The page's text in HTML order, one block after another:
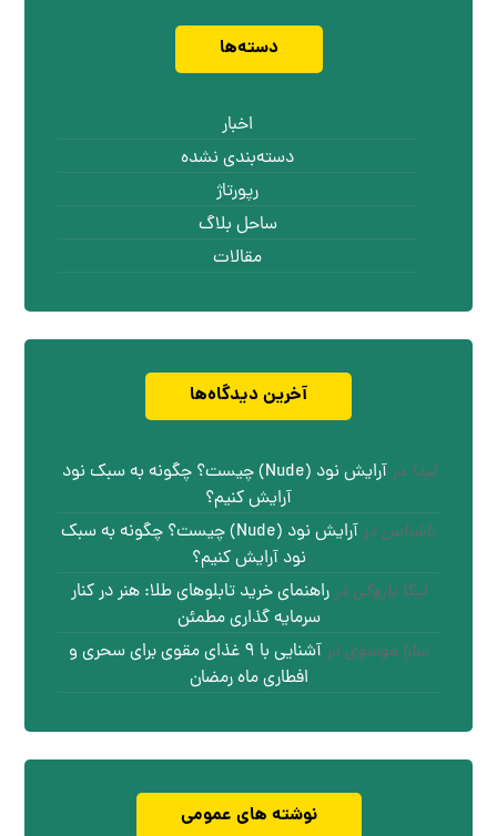
دسته‌ها
اخبار
دسته‌بندی نشده
رپورتاژ
ساحل بلاگ
مقالات
آخرین دیدگاه‌ها
لیدا در
آرایش نود (Nude) چیست؟ چگونه به سبک نود
آرایش کنیم؟
ناشناس در
آرایش نود (Nude) چیست؟ چگونه به سبک
نود آرایش کنیم؟
نیکا پازوکی درراهنمای خرید تابلوهای طلا: هنر در کنار
سرمایه گذاری مطمئن
سارا موسوی در
آشنایی با ۹ غذای مقوی برای سحری و
افطاری ماه رمضان
نوشته های عمومی